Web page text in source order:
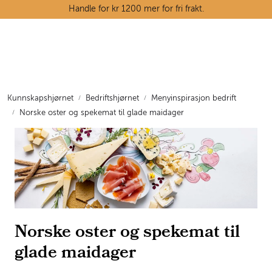
Skip to main contentHandle for kr 1200 mer for fri frakt.
Kunnskapshjørnet Bedriftshjørnet
Menyinspirasjon bedrift
Norske oster og spekemat til glade maidager
Norske oster og spekemat til
glade maidager
Tørrvarehylla
Grøntavdelingen
Oppskrifter